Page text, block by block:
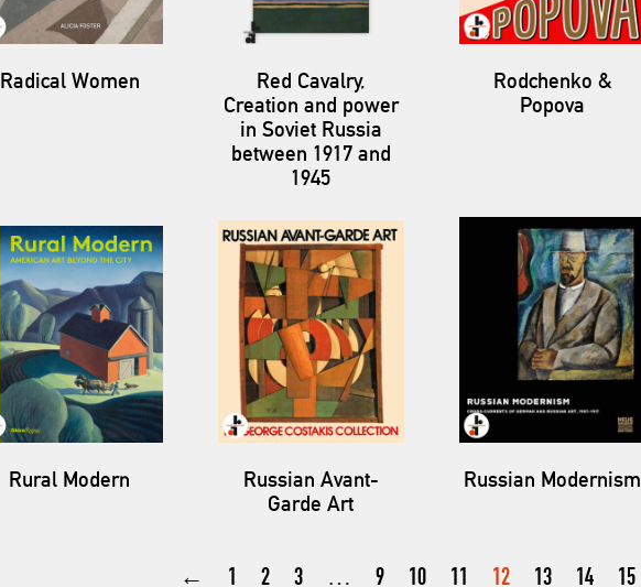
Radical Women
Red Cavalry,
Creation and power
in Soviet Russia
between 1917 and
1945
Rodchenko &
Popova
Rural Modern
Russian Avant-
Garde Art
Russian Modernism
← 1 2 3 … 9 10 11 12 13 14 15